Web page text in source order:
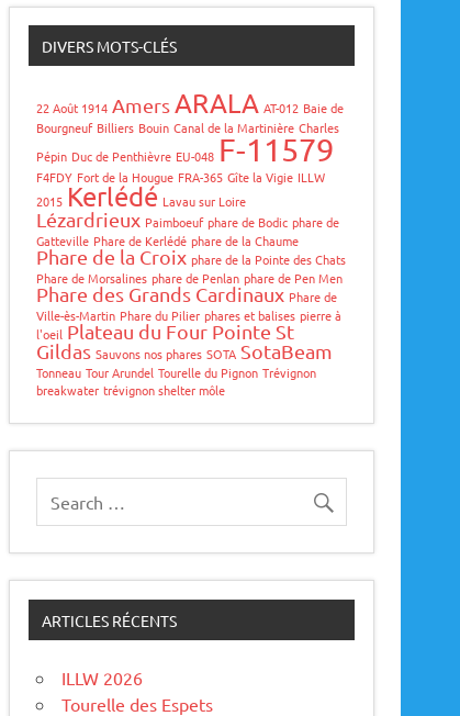
DIVERS MOTS-CLÉS
22 Août 1914 Amers ARALA AT-012 Baie de
Bourgneuf Billiers Bouin Canal de la Martinière Charles
Pépin Duc de Penthièvre EU-048 F-11579
F4FDY Fort de la Hougue FRA-365 Gîte la Vigie ILLW
2015 Kerlédé Lavau sur Loire
Lézardrieux Paimboeuf phare de Bodic phare de
Gatteville Phare de Kerlédé phare de la Chaume
Phare de la Croix phare de la Pointe des Chats
Phare de Morsalines phare de Penlan phare de Pen Men
Phare des Grands Cardinaux Phare de
Ville-ès-Martin Phare du Pilier phares et balises pierre à
l'oeil Plateau du Four Pointe St
Gildas Sauvons nos phares SOTA SotaBeam
Tonneau Tour Arundel Tourelle du Pignon Trévignon
breakwater trévignon shelter môle
ARTICLES RÉCENTS
ILLW 2026
Tourelle des Espets